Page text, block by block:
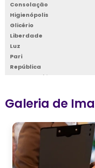
Consolação
Higienópolis
Glicério
Liberdade
Luz
Pari
República
Santa Cecília
Sé
Vila Buarque
Galeria de